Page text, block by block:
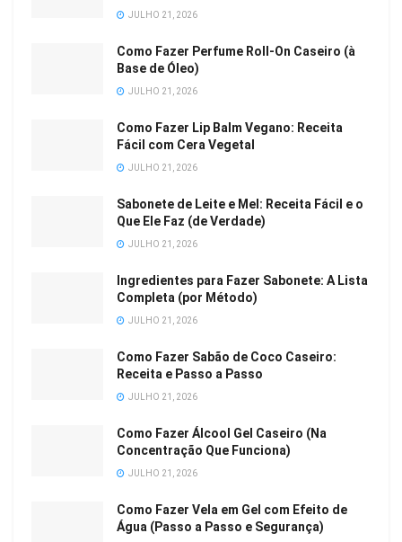
JULHO 21, 2026
Como Fazer Perfume Roll-On Caseiro (à
Base de Óleo)
JULHO 21, 2026
Como Fazer Lip Balm Vegano: Receita
Fácil com Cera Vegetal
JULHO 21, 2026
Sabonete de Leite e Mel: Receita Fácil e o
Que Ele Faz (de Verdade)
JULHO 21, 2026
Ingredientes para Fazer Sabonete: A Lista
Completa (por Método)
JULHO 21, 2026
Como Fazer Sabão de Coco Caseiro:
Receita e Passo a Passo
JULHO 21, 2026
Como Fazer Álcool Gel Caseiro (Na
Concentração Que Funciona)
JULHO 21, 2026
Como Fazer Vela em Gel com Efeito de
Água (Passo a Passo e Segurança)